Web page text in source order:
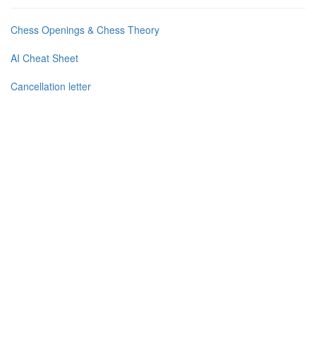
Chess Openings & Chess Theory
AI Cheat Sheet
Cancellation letter